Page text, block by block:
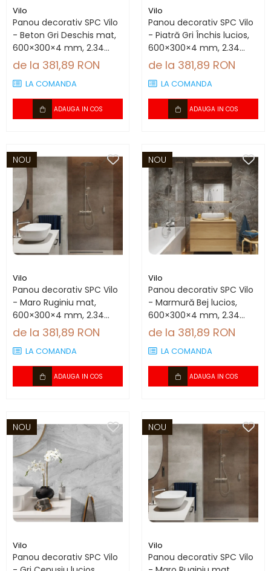
Vilo
Panou decorativ SPC Vilo
- Beton Gri Deschis mat,
600×300×4 mm, 2.34
mp/cutie (13 panouri)
de la 381,89 RON
LA COMANDA
ADAUGA IN COS
Vilo
Panou decorativ SPC Vilo
- Piatră Gri Închis lucios,
600×300×4 mm, 2.34
mp/cutie (13 panouri)
de la 381,89 RON
LA COMANDA
ADAUGA IN COS
NOU
Vilo
Panou decorativ SPC Vilo
- Maro Ruginiu mat,
600×300×4 mm, 2.34
mp/cutie (13 panouri)
de la 381,89 RON
LA COMANDA
ADAUGA IN COS
NOU
Vilo
Panou decorativ SPC Vilo
- Marmură Bej lucios,
600×300×4 mm, 2.34
mp/cutie (13 panouri)
de la 381,89 RON
LA COMANDA
ADAUGA IN COS
NOU
Vilo
Panou decorativ SPC Vilo
NOU
Vilo
Panou decorativ SPC Vilo